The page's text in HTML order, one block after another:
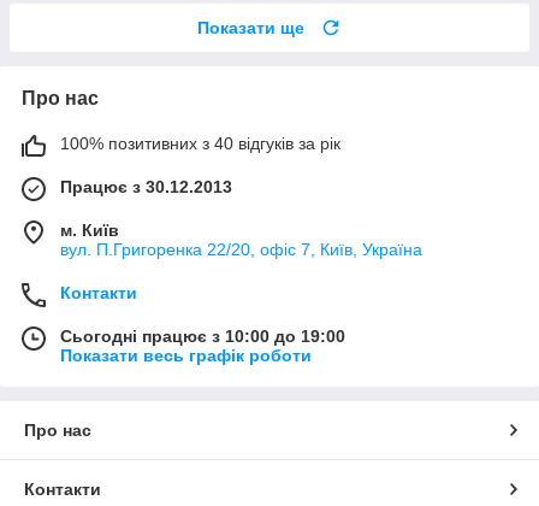
Показати ще
Про нас
100% позитивних з 40 відгуків за рік
Працює з 30.12.2013
м. Київ
вул. П.Григоренка 22/20, офіс 7, Київ, Україна
Контакти
Сьогодні працює з 10:00 до 19:00
Показати весь графік роботи
Про нас
Контакти